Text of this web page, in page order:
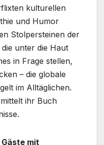
kulturellen
und Humor
Stolpersteinen der
unter die Haut
in Frage stellen,
– die globale
im Alltäglichen.
ihr Buch
mit